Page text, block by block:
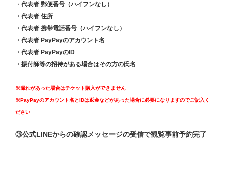
・ 代表者 郵便番号（ハイフンなし）
・代表者 住所
・代表者 携帯電話番号（ハイフンなし）
・代表者 PayPayのアカウント名
・代表者 PayPayのID
・振付師等の招待がある場合はその方の氏名
※漏れがあった場合はチケット購入ができません
※PayPayのアカウント名とIDは返金などがあった場合に必要になりますのでご記入く
ださい
③公式LINEからの確認メッセージの受信で観覧事前予約完了